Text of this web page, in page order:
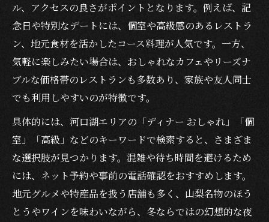
ル、アクセスの良さがポイントとなります。例えば、記
念日や特別なデートには、個室や高級感のあるレストラ
ン、地元食材を活かしたコース料理が人気です。一方、
気軽に楽しみたい場合は、おしゃれなカフェやリーズナ
ブルな価格帯のレストランも多数あり、家族や友人同士
でも利用しやすいのが特徴です。
具体的には、河口湖エリアの「ディナー おしゃれ」「個
室」「高級」などのキーワードで検索すると、さまざま
な選択肢が見つかります。混雑や待ち時間を避けるため
には、ネット予約や事前の電話確認をおすすめします。
地元グルメや特産品を扱う店舗も多く、山梨名物のほう
とうやワインを味わいながら、冬ならではの幻想的な夜